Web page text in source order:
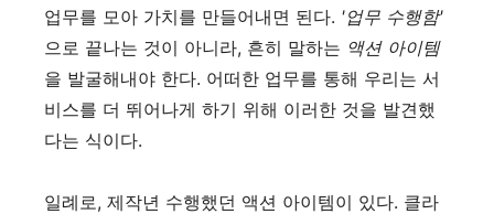
업무를 모아 가치를 만들어내면 된다. '업무 수행함'
으로 끝나는 것이 아니라, 흔히 말하는 액션 아이템
을 발굴해내야 한다. 어떠한 업무를 통해 우리는 서
비스를 더 뛰어나게 하기 위해 이러한 것을 발견했
다는 식이다.
일례로, 제작년 수행했던 액션 아이템이 있다. 클라